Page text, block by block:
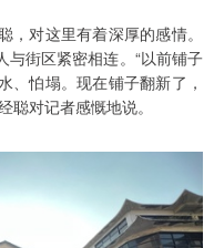
对这里有着深厚的感情。
街区紧密相连。“以前铺子
、怕塌。现在铺子翻新了，
聪对记者感慨地说。